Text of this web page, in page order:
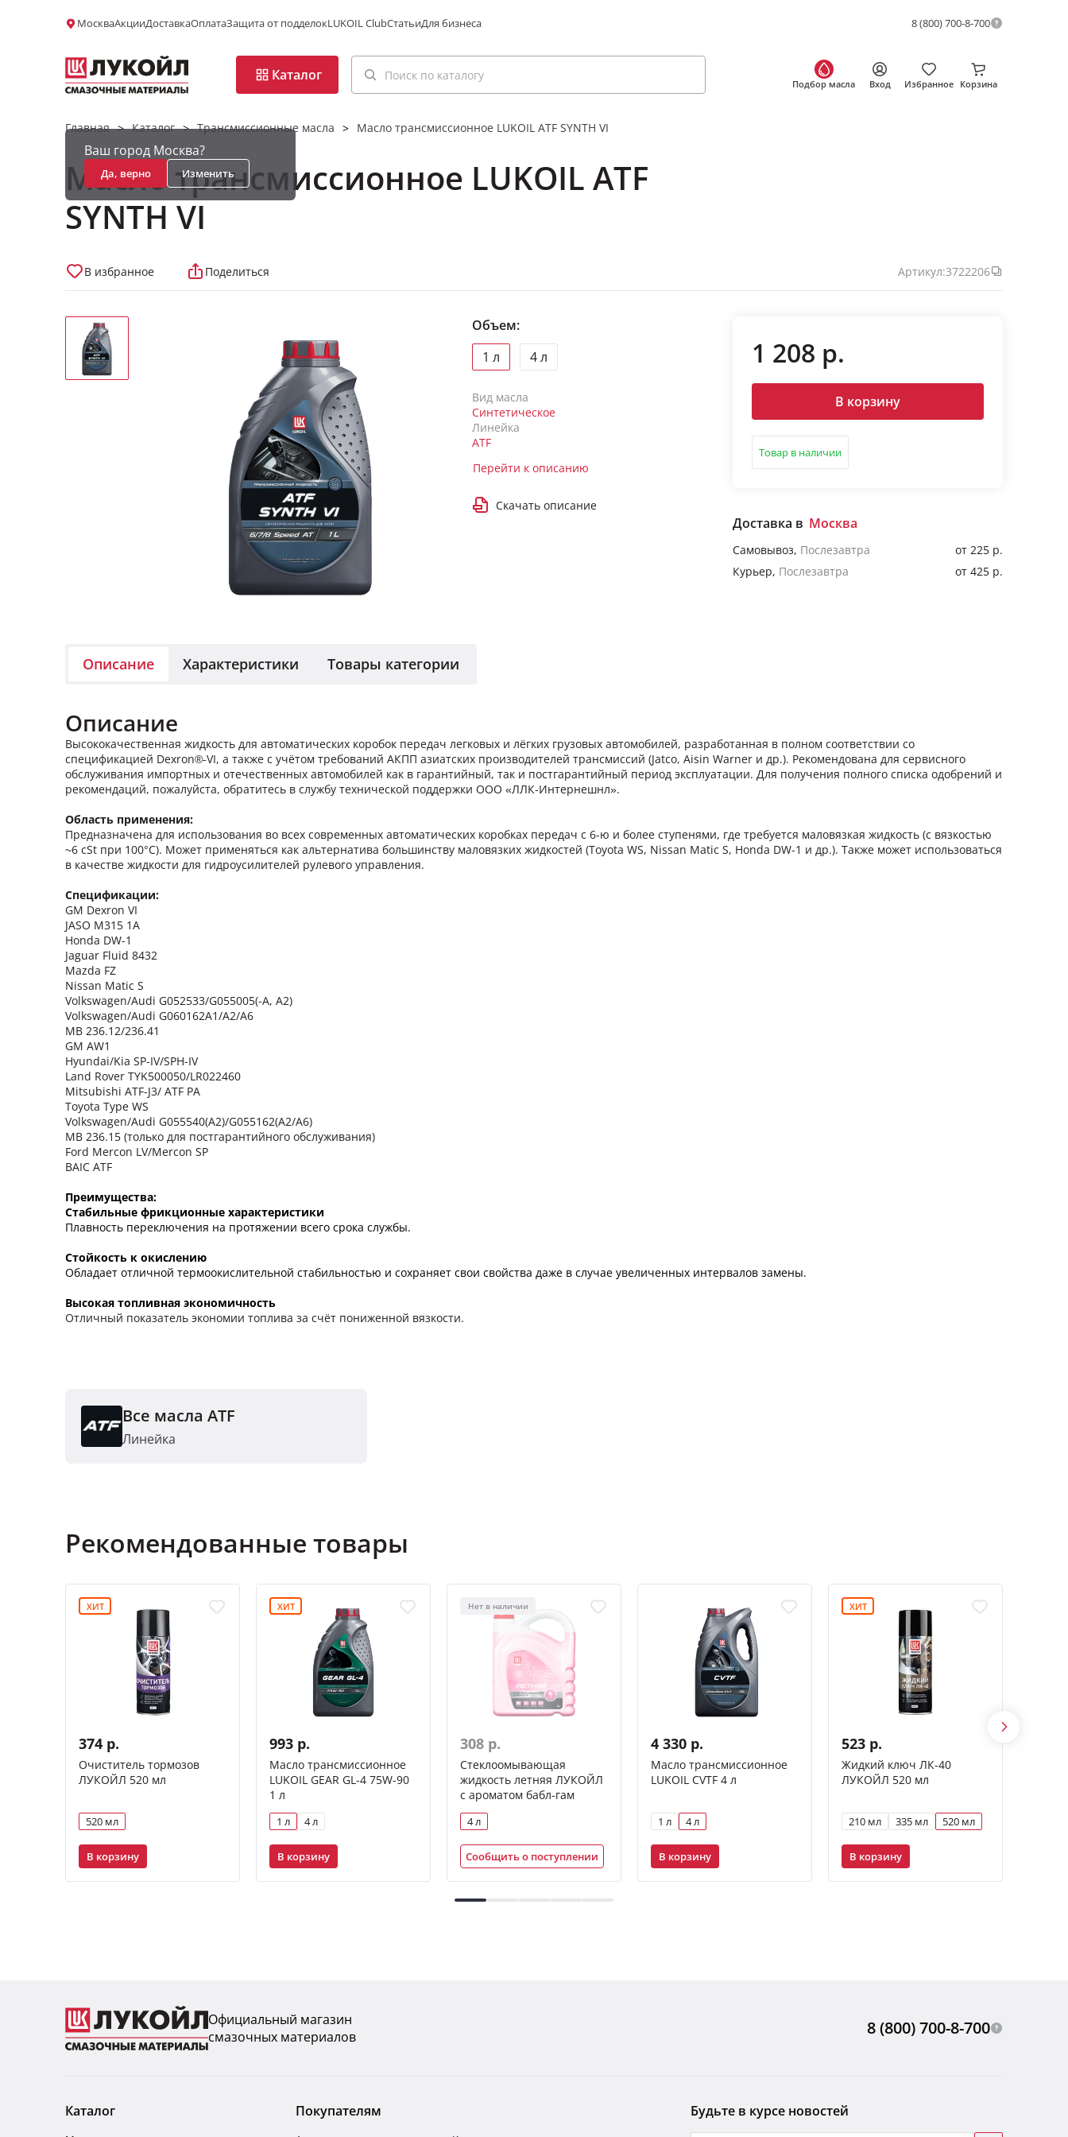
МоскваАкцииДоставкаОплатаЗащита от подделокLUKOIL ClubСтатьиДля бизнеса 8 (800) 700-8-700
Каталог
Подбор масла Вход Избранное Корзина
Ваш город Москва?
Да, верно Изменить
Главная > Каталог > Трансмиссионные масла > Масло трансмиссионное LUKOIL ATF SYNTH VI
Масло трансмиссионное LUKOIL ATF
SYNTH VI
В избранное Поделиться Артикул:3722206
Объем:
1 л
4 л
Вид масла
Синтетическое
Линейка
ATF
Перейти к описанию
Скачать описание
1 208 р.
В корзину
Товар в наличии
Доставка в Москва
Самовывоз, Послезавтра
от 225 р.
Курьер, Послезавтра от 425 р.
Описание Характеристики Товары категории
Описание
Высококачественная жидкость для автоматических коробок передач легковых и лёгких грузовых автомобилей, разработанная в полном соответствии со
спецификацией Dexron®-VI, а также с учётом требований АКПП азиатских производителей трансмиссий (Jatco, Aisin Warner и др.). Рекомендована для сервисного
обслуживания импортных и отечественных автомобилей как в гарантийный, так и постгарантийный период эксплуатации. Для получения полного списка одобрений и
рекомендаций, пожалуйста, обратитесь в службу технической поддержки ООО «ЛЛК-Интернешнл».
Область применения:
Предназначена для использования во всех современных автоматических коробках передач с 6-ю и более ступенями, где требуется маловязкая жидкость (с вязкостью
~6 cSt при 100°С). Может применяться как альтернатива большинству маловязких жидкостей (Toyota WS, Nissan Matic S, Honda DW-1 и др.). Также может использоваться
в качестве жидкости для гидроусилителей рулевого управления.
Спецификации:
GM Dexron VI
JASO M315 1A
Honda DW-1
Jaguar Fluid 8432
Mazda FZ
Nissan Matic S
Volkswagen/Audi G052533/G055005(-A, A2)
Volkswagen/Audi G060162A1/A2/A6
MB 236.12/236.41
GM AW1
Hyundai/Kia SP-IV/SPH-IV
Land Rover TYK500050/LR022460
Mitsubishi ATF-J3/ ATF PA
Toyota Type WS
Volkswagen/Audi G055540(A2)/G055162(A2/A6)
MB 236.15 (только для постгарантийного обслуживания)
Ford Mercon LV/Mercon SP
BAIC ATF
Преимущества:
Стабильные фрикционные характеристики
Плавность переключения на протяжении всего срока службы.
Стойкость к окислению
Обладает отличной термоокислительной стабильностью и сохраняет свои свойства даже в случае увеличенных интервалов замены.
Высокая топливная экономичность
Отличный показатель экономии топлива за счёт пониженной вязкости.
Все масла ATF
Линейка
Рекомендованные товары
ХИТ
374 р.
Очиститель тормозов
ЛУКОЙЛ 520 мл
520 мл
В корзину
ХИТ
993 р.
Масло трансмиссионное
LUKOIL GEAR GL-4 75W-90
1 л
1 л 4 л
В корзину
Нет в наличии
308 р.
Стеклоомывающая
жидкость летняя ЛУКОЙЛ
с ароматом бабл-гам
4 л
Сообщить о поступлении
4 330 р.
Масло трансмиссионное
LUKOIL CVTF 4 л
1 л 4 л
В корзину
ХИТ
523 р.
Жидкий ключ ЛК-40
ЛУКОЙЛ 520 мл
210 мл 335 мл 520 мл
В корзину
Официальный магазин
смазочных материалов
8 (800) 700-8-700
Каталог Покупателям Будьте в курсе новостей